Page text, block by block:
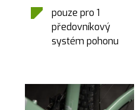
pouze pro 1
předovníkový
systém pohonu